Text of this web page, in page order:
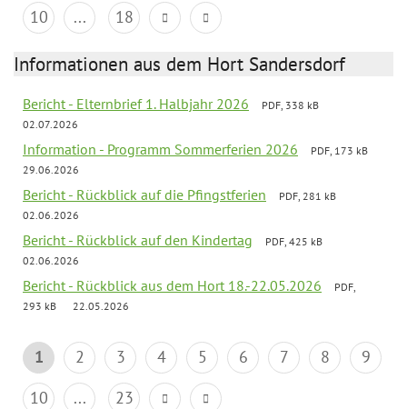
10
... 18
Informationen aus dem Hort Sandersdorf
Bericht - Elternbrief 1. Halbjahr 2026
PDF, 338 kB
02.07.2026
Information - Programm Sommerferien 2026
PDF, 173 kB
29.06.2026
Bericht - Rückblick auf die Pfingstferien
PDF, 281 kB
02.06.2026
Bericht - Rückblick auf den Kindertag
PDF, 425 kB
02.06.2026
Bericht - Rückblick aus dem Hort 18.-22.05.2026
PDF,
293 kB
22.05.2026
1 2 3 4 5 6 7 8
9
10
... 23